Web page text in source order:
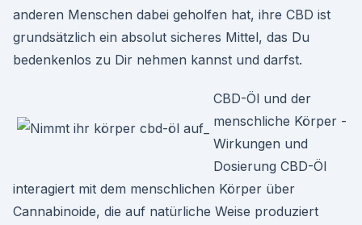
anderen Menschen dabei geholfen hat, ihre CBD ist
grundsätzlich ein absolut sicheres Mittel, das Du
bedenkenlos zu Dir nehmen kannst und darfst.
CBD-Öl und der
menschliche Körper -
Wirkungen und
Dosierung CBD-Öl
interagiert mit dem menschlichen Körper über
Cannabinoide, die auf natürliche Weise produziert